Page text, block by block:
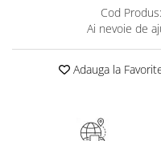
Cod Produs:
Ai nevoie de
Adauga la